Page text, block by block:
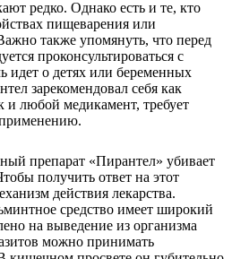
редко. Однако есть и те, кто
пищеварения или
также упомянуть, что перед
проконсультироваться с
идет о детях или беременных
зарекомендовал себя как
и любой медикамент, требует
препарат «Пирантел» убивает
получить ответ на этот
действия лекарства.
средство имеет широкий
на выведение из организма
можно принимать